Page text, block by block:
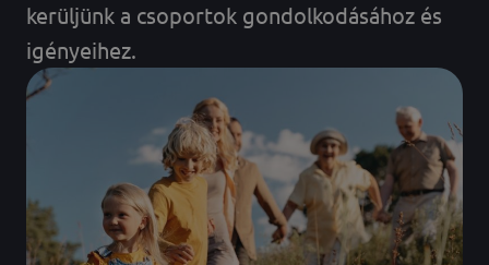
kerüljünk a csoportok gondolkodásához és
igényeihez.